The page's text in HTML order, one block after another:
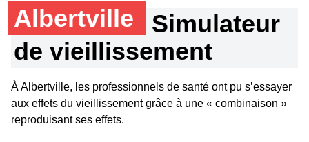
Albertville
Simulateur
de vieillissement
À Albertville, les professionnels de santé ont pu s’essayer
aux effets du vieillissement grâce à une « combinaison »
reproduisant ses effets.